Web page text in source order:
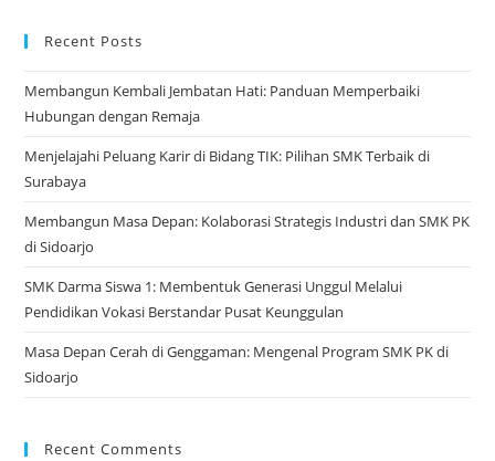
Recent Posts
Membangun Kembali Jembatan Hati: Panduan Memperbaiki
Hubungan dengan Remaja
Menjelajahi Peluang Karir di Bidang TIK: Pilihan SMK Terbaik di
Surabaya
Membangun Masa Depan: Kolaborasi Strategis Industri dan SMK PK
di Sidoarjo
SMK Darma Siswa 1: Membentuk Generasi Unggul Melalui
Pendidikan Vokasi Berstandar Pusat Keunggulan
Masa Depan Cerah di Genggaman: Mengenal Program SMK PK di
Sidoarjo
Recent Comments